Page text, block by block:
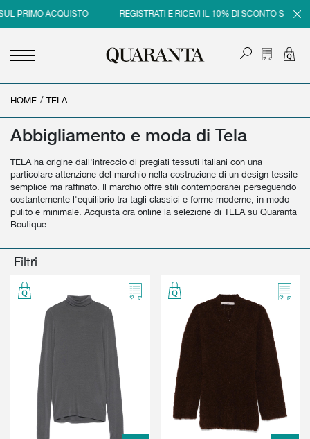
PRIMO ACQUISTO REGISTRATI E RICEVI IL 10% DI SCONTO SUL
< INDIETRO
UOMO
NEW IN
ABBIGLIAMENTO
SCARPE
BEAUTY & HOME
GIFT CARD
< INDIETRO
DONNA
NEW IN
ABBIGLIAMENTO
BORSE
PROFUMI
BEAUTY & HOME
GIFT CARD
< INDIETRO
BRAND
UOMO
DONNA
< INDIETRO
SALDI
SALDI UOMO
SALDI DONNA
HOME / TELA
Abbigliamento e moda di Tela
TELA ha origine dall'intreccio di pregiati tessuti italiani con una
particolare attenzione del marchio nella costruzione di un design tessile
semplice ma raffinato. Il marchio offre stili contemporanei perseguendo
costantemente l'equilibrio tra tagli classici e forme moderne, in modo
pulito e minimale. Acquista ora online la selezione di TELA su Quaranta
Boutique.
Filtri